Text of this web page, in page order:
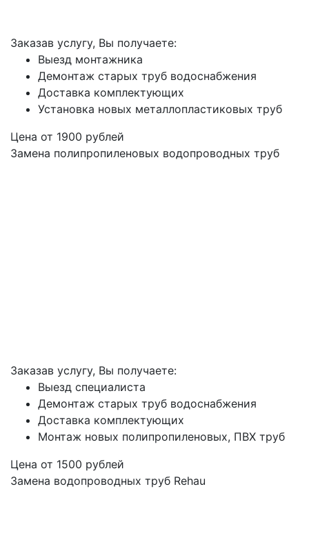
Заказав услугу, Вы получаете:
Выезд монтажника
Демонтаж старых труб водоснабжения
Доставка комплектующих
Установка новых металлопластиковых труб
Цена от 1900 рублей
Замена полипропиленовых водопроводных труб
Заказав услугу, Вы получаете:
Выезд специалиста
Демонтаж старых труб водоснабжения
Доставка комплектующих
Монтаж новых полипропиленовых, ПВХ труб
Цена от 1500 рублей
Замена водопроводных труб Rehau